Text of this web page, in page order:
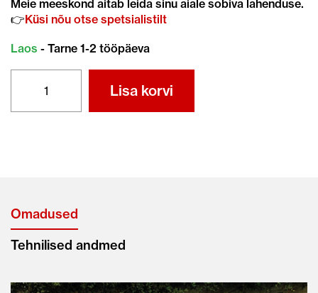
Meie meeskond aitab leida sinu aiale sobiva lahenduse.
👉Küsi nõu otse spetsialistilt
Laos - Tarne 1-2 tööpäeva
Lisa korvi
Omadused
Tehnilised andmed